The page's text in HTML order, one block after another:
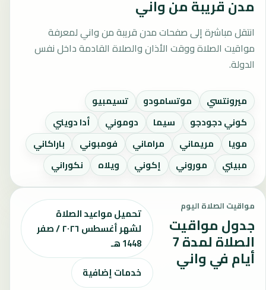
مدن قريبة من واني
انتقل مباشرة إلى صفحات مدن قريبة من واني لمعرفة
مواقيت الصلاة ووقت الأذان والصلاة القادمة داخل نفس
الدولة.
ميرونتسي موتسامودو
تسيمبيو
كوني دجودجو
سيما دوموني
أدا دويني
مويا
مريماني مراماني فومبوني
باراكاني
مبيني
موروني إكوني ويلاه نكوراني
مواقيت الصلاة اليوم
جدول مواقيت
الصلاة لمدة 7
أيام في واني
تحميل مواعيد الصلاة
لشهر أغسطس ٢٠٢٦ / صفر
1448 هـ
خدمات إضافية